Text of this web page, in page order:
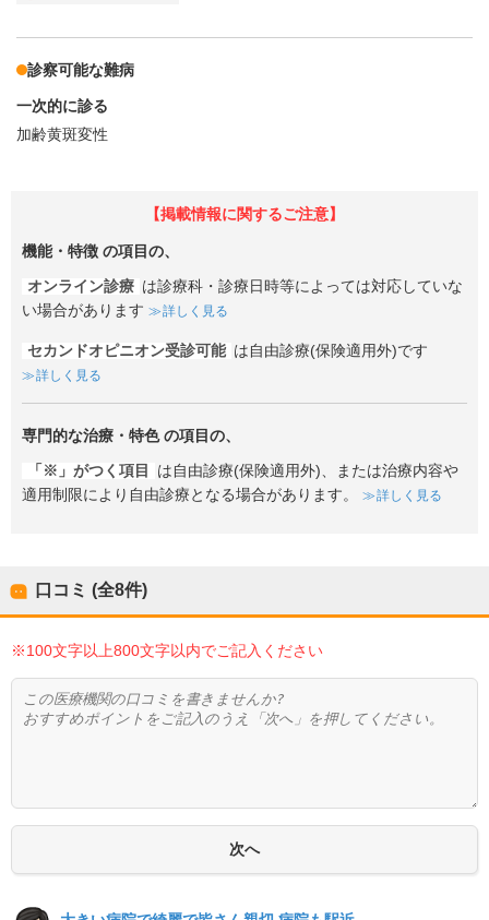
診察可能な難病
一次的に診る
加齢黄斑変性
【掲載情報に関するご注意】
機能・特徴 の項目の、
オンライン診療 は診療科・診療日時等によっては対応していな
い場合があります
詳しく見る
セカンドオピニオン受診可能 は自由診療(保険適用外)です
詳しく見る
専門的な治療・特色の項目の、
「※」がつく項目
は自由診療(保険適用外)、または治療内容や
適用制限により自由診療となる場合があります。
詳しく見る
口コミ (全8件)
※100文字以上800文字以内でご記入ください